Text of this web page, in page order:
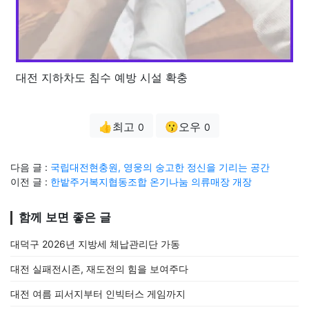
대전 지하차도 침수 예방 시설 확충
👍최고 0 😗오우 0
다음 글 : 국립대전현충원, 영웅의 숭고한 정신을 기리는 공간
이전 글 : 한밭주거복지협동조합 온기나눔 의류매장 개장
함께 보면 좋은 글
대덕구 2026년 지방세 체납관리단 가동
대전 실패전시존, 재도전의 힘을 보여주다
대전 여름 피서지부터 인빅터스 게임까지